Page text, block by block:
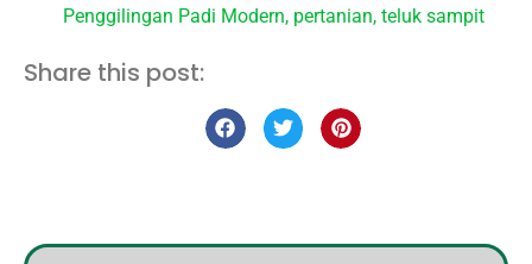
Penggilingan Padi Modern, pertanian, teluk sampit
Share this post: